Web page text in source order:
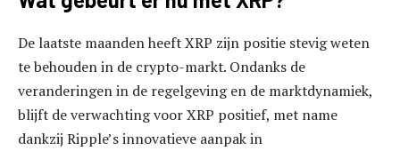
De laatste maanden heeft XRP zijn positie stevig weten
te behouden in de crypto-markt. Ondanks de
veranderingen in de regelgeving en de marktdynamiek,
blijft de verwachting voor XRP positief, met name
dankzij Ripple’s innovatieve aanpak in